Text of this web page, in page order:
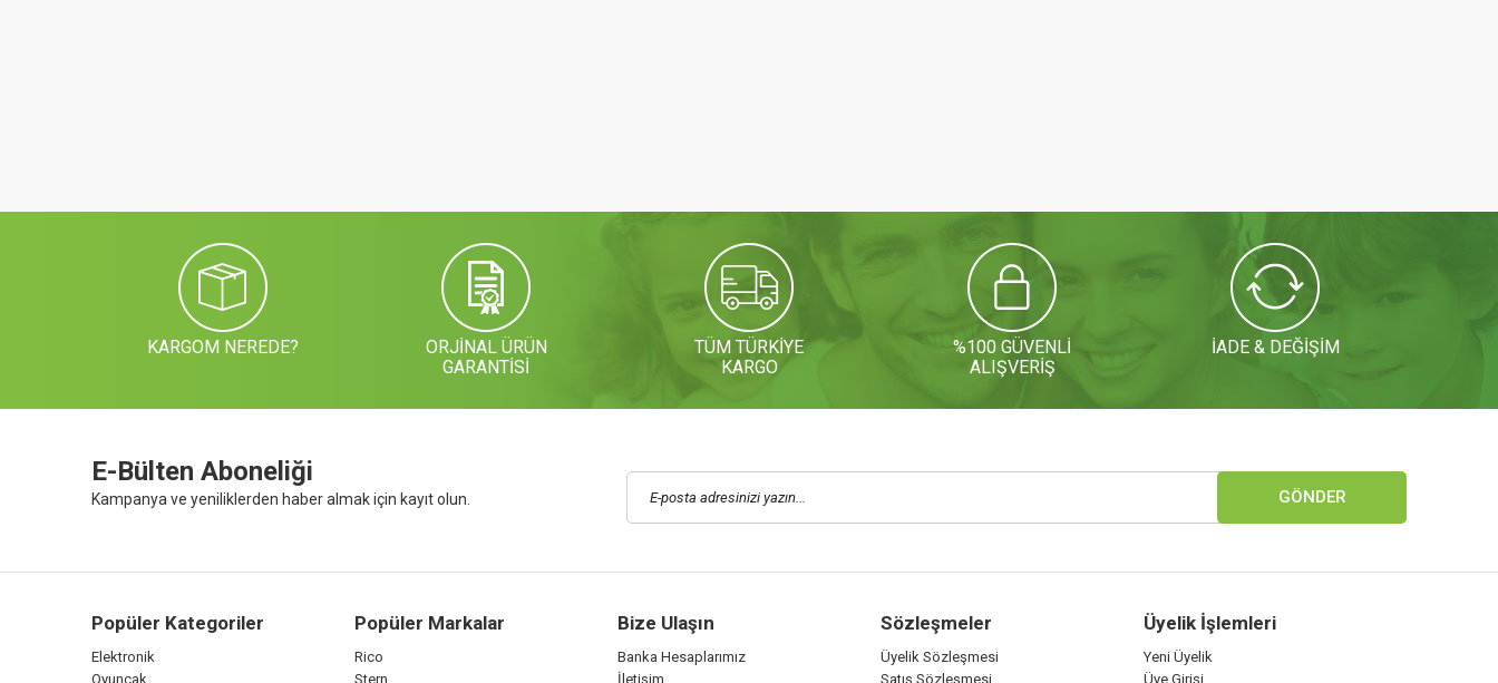
KARGOM NEREDE?
ORJİNAL ÜRÜN
GARANTİSİ
TÜM TÜRKİYE
KARGO
%100 GÜVENLİ
ALIŞVERİŞ
İADE & DEĞİŞİM
E-Bülten Aboneliği
Kampanya ve yeniliklerden haber almak için kayıt olun. GÖNDER
Popüler Kategoriler
Elektronik
Oyuncak
Popüler Markalar
Rico
Stern
Bize Ulaşın
Banka Hesaplarımız
İletişim
Sözleşmeler
Üyelik Sözleşmesi
Satış Sözleşmesi
Üyelik İşlemleri
Yeni Üyelik
Üye Girişi